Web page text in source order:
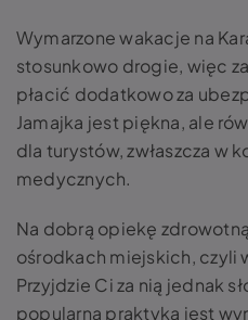
Wymarzone wakacje na
stosunkowo drogie, więc
płacić dodatkowo za
Jamajka jest piękna, ale
dla turystów, zwłaszcza w
medycznych.
Na dobrą opiekę
ośrodkach miejskich, czyli
Przyjdzie Ci za nią jednak
popularną praktyką jest